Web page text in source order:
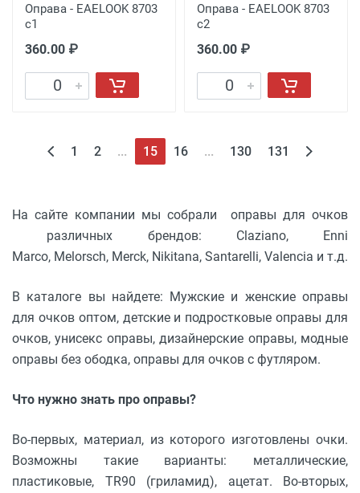
Оправа - EAELOOK 8703
c1
360.00 ₽
Оправа - EAELOOK 8703
c2
360.00 ₽
1 2 ... 15 16 ... 130 131
На сайте компании мы собрали оправы для очков
различных брендов: Claziano, Enni
Marco, Melorsch, Merck, Nikitana, Santarelli, Valencia и т.д.
В каталоге вы найдете: Мужские и женские оправы
для очков оптом, детские и подростковые оправы для
очков, унисекс оправы, дизайнерские оправы, модные
оправы без ободка, оправы для очков с футляром.
Что нужно знать про оправы?
Во-первых, материал, из которого изготовлены очки.
Возможны такие варианты: металлические,
пластиковые, TR90 (гриламид), ацетат. Во-вторых,